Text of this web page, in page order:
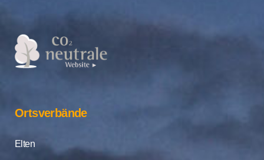
Ortsverbände
Elten